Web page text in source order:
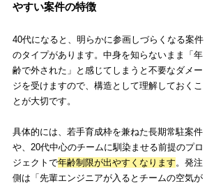
やすい案件の特徴
40代になると、明らかに参画しづらくなる案件
のタイプがあります。中身を知らないまま「年
齢で外された」と感じてしまうと不要なダメー
ジを受けますので、構造として理解しておくこ
とが大切です。
具体的には、若手育成枠を兼ねた長期常駐案件
や、20代中心のチームに馴染ませる前提のプロ
ジェクトで年齢制限が出やすくなります。発注
側は「先輩エンジニアが入るとチームの空気が